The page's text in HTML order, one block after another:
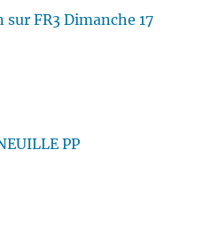
FR3 Dimanche 17
PP